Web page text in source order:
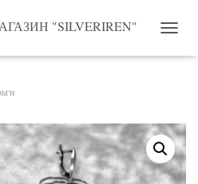
"SILVERIREN"